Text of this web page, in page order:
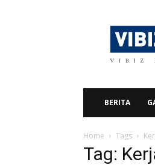
BERITA
Home Tags
Tag: